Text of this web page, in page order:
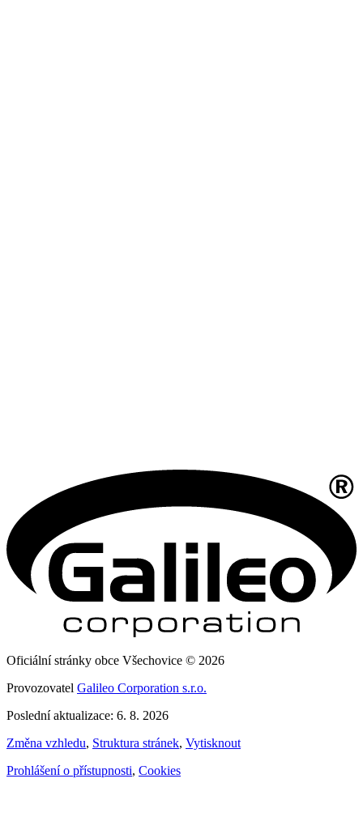
Oficiální stránky obce Všechovice © 2026
Provozovatel Galileo Corporation s.r.o.
Poslední aktualizace: 6. 8. 2026
Změna vzhledu, Struktura stránek, Vytisknout
Prohlášení o přístupnosti, Cookies